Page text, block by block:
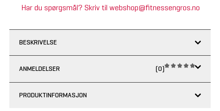
Har du spørgsmål? Skriv til webshop@fitnessengros.no
BESKRIVELSE
ANMELDELSER (0)
PRODUKTINFORMASJON